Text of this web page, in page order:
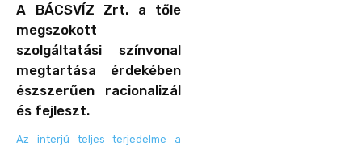
A BÁCSVÍZ Zrt. a tőle
megszokott
szolgáltatási színvonal
megtartása érdekében
észszerűen racionalizál
és fejleszt.
Az interjú teljes terjedelme a